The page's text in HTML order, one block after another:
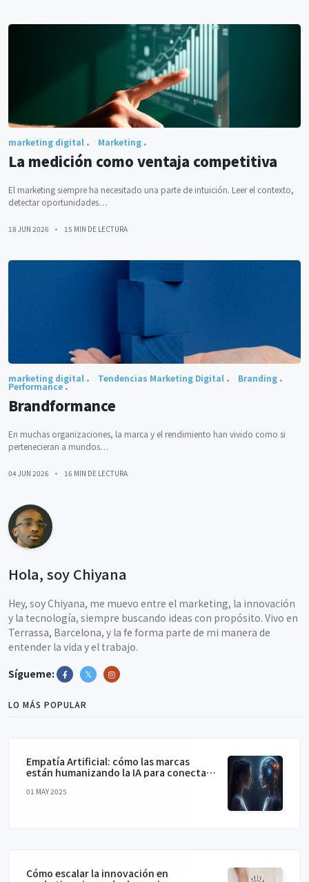
marketing digital Marketing
La medición como ventaja competitiva
El marketing siempre ha necesitado una parte de intuición. Leer el contexto,
detectar oportunidades…
18 JUN 2026 15 MIN DE LECTURA
marketing digital Tendencias Marketing Digital Branding
Performance
Brandformance
En muchas organizaciones, la marca y el rendimiento han vivido como si
pertenecieran a mundos…
04 JUN 2026 16 MIN DE LECTURA
Hola, soy Chiyana
Hey, soy Chiyana, me muevo entre el marketing, la innovación
y la tecnología, siempre buscando ideas con propósito. Vivo en
Terrassa, Barcelona, y la fe forma parte de mi manera de
entender la vida y el trabajo.
Sígueme:
LO MÁS POPULAR
Empatía Artificial: cómo las marcas
están humanizando la IA para conectar
01 MAY 2025
Cómo escalar la innovación en